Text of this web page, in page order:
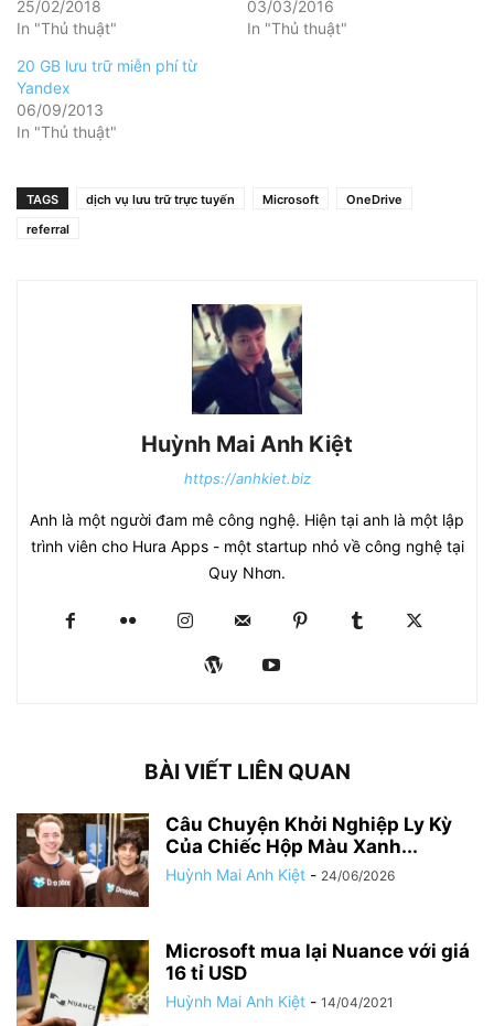
25/02/2018
In "Thủ thuật"
03/03/2016
In "Thủ thuật"
20 GB lưu trữ miễn phí từ
Yandex
06/09/2013
In "Thủ thuật"
TAGS dịch vụ lưu trữ trực tuyến Microsoft
OneDrive
referral
Huỳnh Mai Anh Kiệt
https://anhkiet.biz
Anh là một người đam mê công nghệ. Hiện tại anh là một lập
trình viên cho Hura Apps - một startup nhỏ về công nghệ tại
Quy Nhơn.
BÀI VIẾT LIÊN QUAN
Câu Chuyện Khởi Nghiệp Ly Kỳ
Của Chiếc Hộp Màu Xanh...
Huỳnh Mai Anh Kiệt - 24/06/2026
Microsoft mua lại Nuance với giá
16 tỉ USD
Huỳnh Mai Anh Kiệt - 14/04/2021